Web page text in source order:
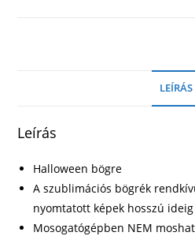
LEÍRÁS
Leírás
Halloween bögre
A szublimációs bögrék
nyomtatott képek hosszú
Mosogatógépben NEM